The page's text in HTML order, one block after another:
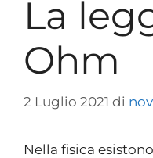
La
Ohm
2 Luglio 2021 di
Nella fisica